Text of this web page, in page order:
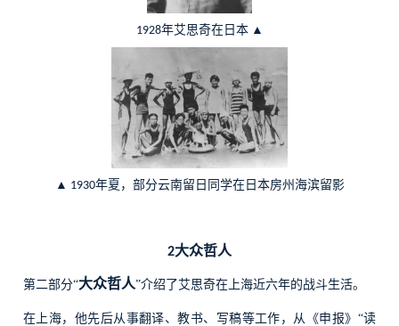
1928年艾思奇在日本 ▲
▲ 1930年夏，部分云南留日同学在日本房州海滨留影
2大众哲人
第二部分“大众哲人”介绍了艾思奇在上海近六年的战斗生活。
在上海，他先后从事翻译、教书、写稿等工作，从《申报》“读